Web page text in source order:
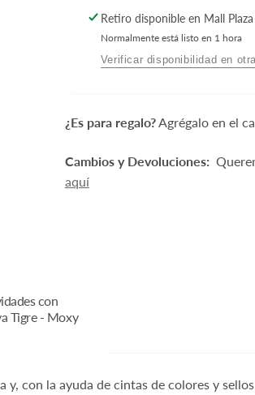
Gatitos
-
Moxy
Adhesiva
Gatitos
-
Retiro disponible en Mall
Normalmente está listo en 1 hora
Verificar disponibilidad en
¿Es para regalo?Agrégalo en el
Cambios y Devoluciones:
aquí
con
Tigre - Moxy
con la ayuda de cintas de colores y